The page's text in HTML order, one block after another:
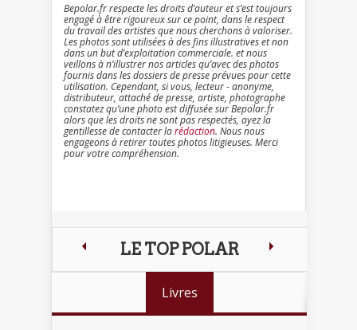
Bepolar.fr respecte les droits d’auteur et s’est toujours
engagé à être rigoureux sur ce point, dans le respect
du travail des artistes que nous cherchons à valoriser.
Les photos sont utilisées à des fins illustratives et non
dans un but d’exploitation commerciale. et nous
veillons à n’illustrer nos articles qu’avec des photos
fournis dans les dossiers de presse prévues pour cette
utilisation. Cependant, si vous, lecteur - anonyme,
distributeur, attaché de presse, artiste, photographe
constatez qu’une photo est diffusée sur Bepolar.fr
alors que les droits ne sont pas respectés, ayez la
gentillesse de contacter larédaction. Nous nous
engageons à retirer toutes photos litigieuses. Merci
pour votre compréhension.
LE TOP POLAR
Livres